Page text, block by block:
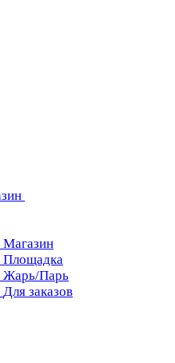
Магазин
Площадка
Жарь/Парь
Для заказов